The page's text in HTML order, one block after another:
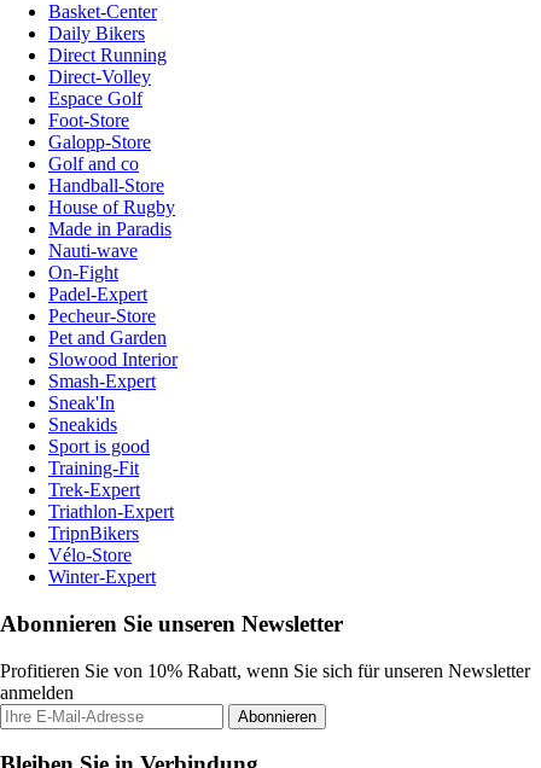
Basket-Center
Daily Bikers
Direct Running
Direct-Volley
Espace Golf
Foot-Store
Galopp-Store
Golf and co
Handball-Store
House of Rugby
Made in Paradis
Nauti-wave
On-Fight
Padel-Expert
Pecheur-Store
Pet and Garden
Slowood Interior
Smash-Expert
Sneak'In
Sneakids
Sport is good
Training-Fit
Trek-Expert
Triathlon-Expert
TripnBikers
Vélo-Store
Winter-Expert
Abonnieren Sie unseren Newsletter
Profitieren Sie von 10% Rabatt, wenn Sie sich für unseren Newsletter
anmelden
Abonnieren